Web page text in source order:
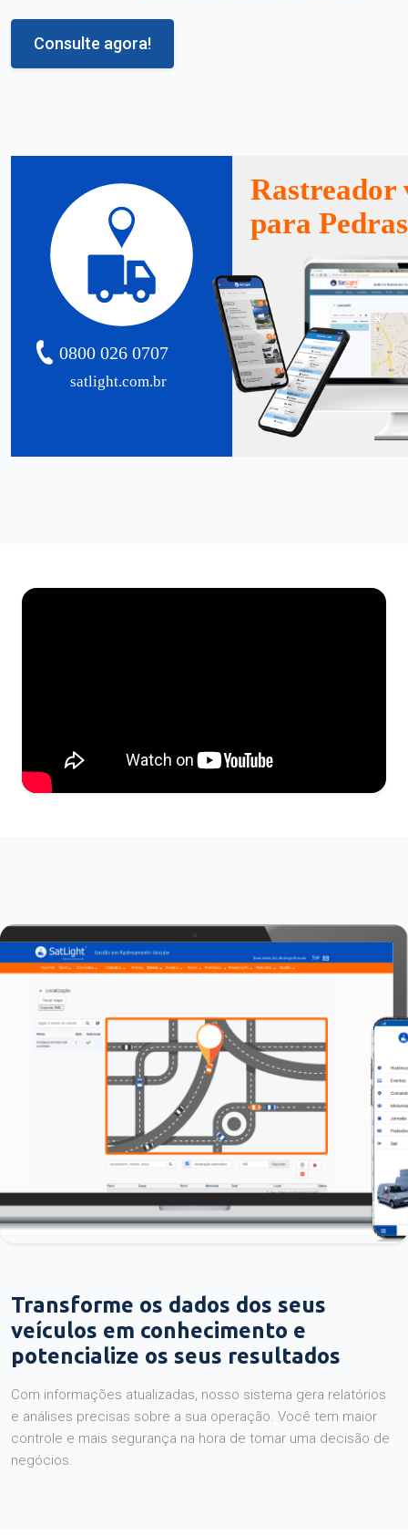
Consulte agora!
satlight.com.br
0800 026 0707
Rastreador
para
Transforme os dados dos seus
veículos em conhecimento e
potencialize os seus resultados
Com informações atualizadas, nosso sistema gera relatórios
e análises precisas sobre a sua operação. Você tem maior
controle e mais segurança na hora de tomar uma decisão de
negócios.